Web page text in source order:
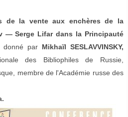
de la vente aux enchères de la
— Serge Lifar dans la Principauté
donné par Mikhaïl SESLAVVINSKY,
des Bibliophiles de Russie,
membre de l'Académie russe des